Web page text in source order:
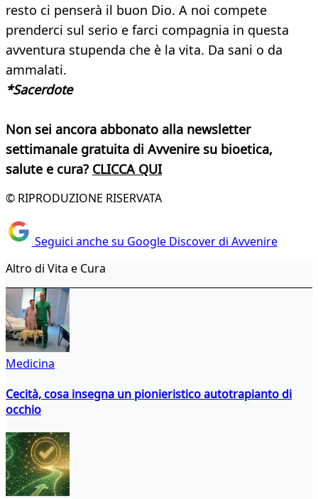
resto ci penserà il buon Dio. A noi compete
prenderci sul serio e farci compagnia in questa
avventura stupenda che è la vita. Da sani o da
ammalati.
*Sacerdote
Non sei ancora abbonato alla newsletter
settimanale gratuita di Avvenire su bioetica,
salute e cura? CLICCA QUI
© RIPRODUZIONE RISERVATA
Seguici anche su Google Discover di Avvenire
Altro di Vita e Cura
Medicina
Cecità, cosa insegna un pionieristico autotrapianto di
occhio